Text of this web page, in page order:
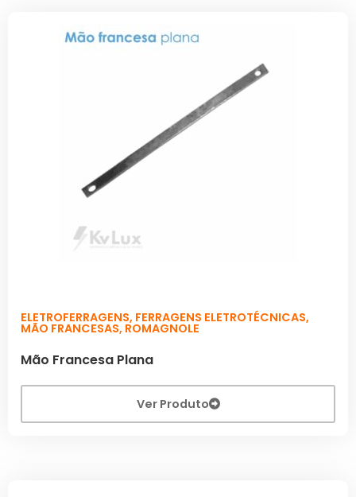
ELETROFERRAGENS, FERRAGENS ELETROTÉCNICAS,
MÃO FRANCESAS, ROMAGNOLE
Mão Francesa Plana
Ver Produto